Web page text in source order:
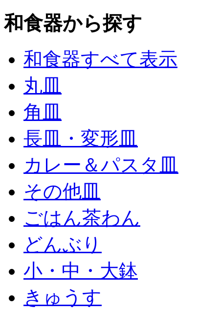
和食器から探す
和食器すべて表示
丸皿
角皿
長皿・変形皿
カレー＆パスタ皿
その他皿
ごはん茶わん
どんぶり
小・中・大鉢
きゅうす